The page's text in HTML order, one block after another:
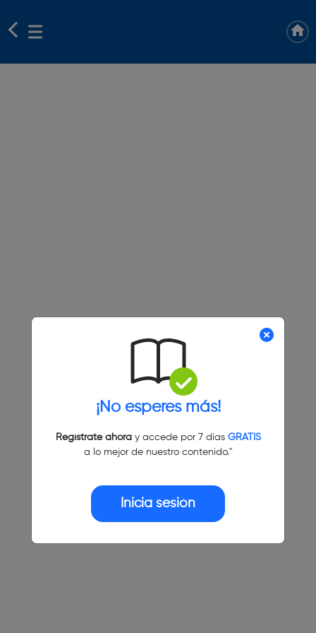
¡No esperes más!
Regístrate ahoray accede por 7 días GRATIS
a lo mejor de nuestro contenido."
Inicia sesión